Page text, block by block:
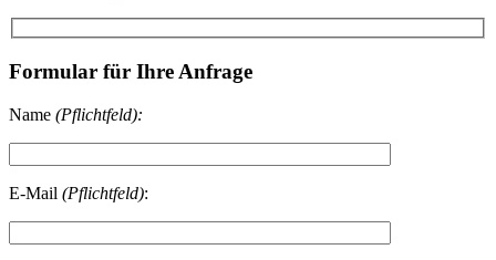
Formular für Ihre Anfrage
Name (Pflichtfeld):
E-Mail (Pflichtfeld):